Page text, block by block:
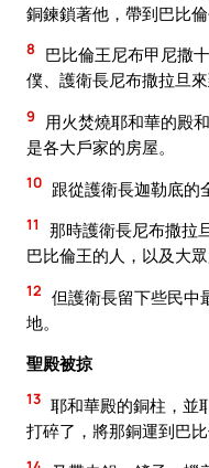
銅鍊鎖著他，帶到巴比倫
8
巴比倫王尼布甲尼撒
僕、護衛長尼布撒拉旦
9
用火焚燒耶和華的殿
是各大戶家的房屋。
10 跟從護衛長迦勒底的
11
那時護衛長尼布撒拉
巴比倫王的人，以及大
12 但護衛長留下些民中
地。
聖殿被掠
13 耶和華殿的銅柱，並
打碎了，將那銅運到巴比